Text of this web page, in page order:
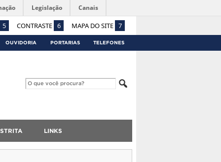
5 CONTRASTE 6 MAPA DO SITE 7
Legislação Canais
OUVIDORIA PORTARIAS TELEFONES
LINKS